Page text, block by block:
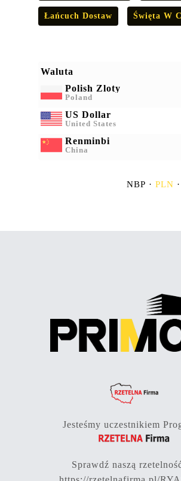
Łańcuch Dostaw Święta W
Waluta
Polish Zloty
Poland
US Dollar
United States
Renminbi
China
NBP · PLN
Jesteśmy uczestnikiem
Sprawdź naszą